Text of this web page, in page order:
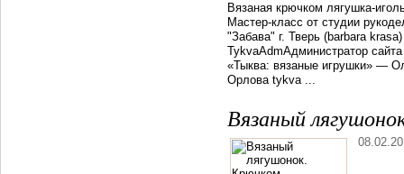
Вязаная крючком лягушка-
Мастер-класс от студии
"Забава" г. Тверь (barbara
TykvaAdmАдминистратор сайта
«Тыква: вязаные игрушки» —
Орлова tykva ...
Вязаный